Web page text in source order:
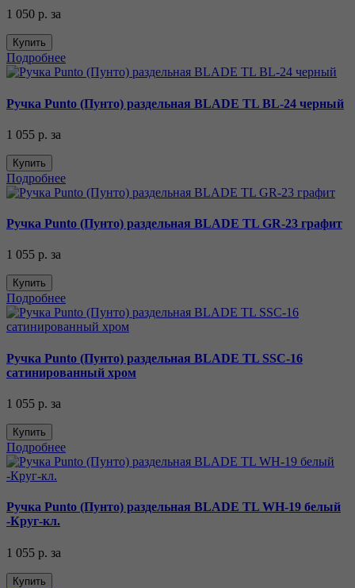
1 050 р. за
Купить
Подробнее
Ручка Punto (Пунто) раздельная BLADE TL BL-24 черный
1 055 р. за
Купить
Подробнее
Ручка Punto (Пунто) раздельная BLADE TL GR-23 графит
1 055 р. за
Купить
Подробнее
Ручка Punto (Пунто) раздельная BLADE TL SSC-16
сатинированный хром
1 055 р. за
Купить
Подробнее
Ручка Punto (Пунто) раздельная BLADE TL WH-19 белый
-Круг-кл.
1 055 р. за
Купить